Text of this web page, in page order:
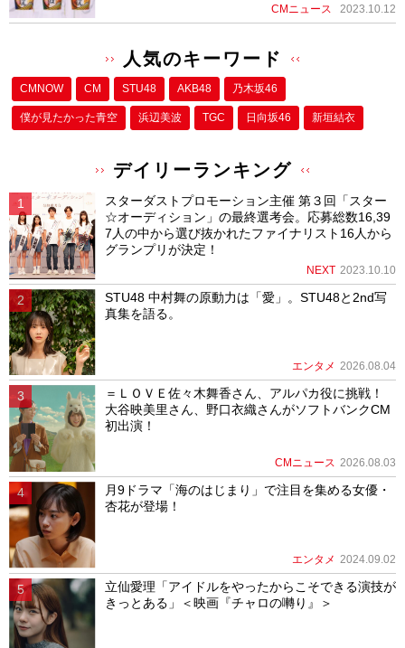
CMニュース 2023.10.12
人気のキーワード
CMNOW CM STU48 AKB48 乃木坂46
僕が⾒たかった⻘空 浜辺美波 TGC 日向坂46 新垣結衣
デイリーランキング
スターダストプロモーション主催 第３回「スター
☆オーディション」の最終選考会。応募総数16,39
7人の中から選び抜かれたファイナリスト16人から
グランプリが決定！
NEXT 2023.10.10
STU48 中村舞の原動力は「愛」。STU48と2nd写
真集を語る。
エンタメ 2026.08.04
＝ＬＯＶＥ佐々木舞香さん、アルパカ役に挑戦！
大谷映美里さん、野口衣織さんがソフトバンクCM
初出演！
CMニュース 2026.08.03
月9ドラマ「海のはじまり」で注目を集める女優・
杏花が登場！
エンタメ 2024.09.02
立仙愛理「アイドルをやったからこそできる演技が
きっとある」＜映画『チャロの囀り』＞